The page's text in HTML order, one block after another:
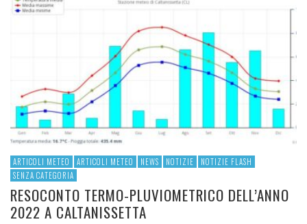
ARTICOLI METEO ARTICOLI METEO NEWS NOTIZIE
NOTIZIE FLASH
SENZA CATEGORIA
RESOCONTO TERMO-PLUVIOMETRICO DELL’ANNO
2022 A CALTANISSETTA